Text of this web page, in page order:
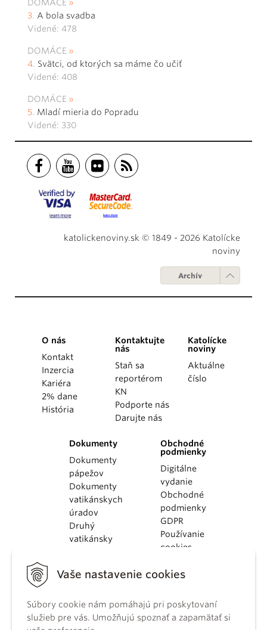
Vaše nastavenie cookies
Súbory cookie nám pomáhajú pri poskytovaní
služieb pre vás. Umožňujú spoznať a zapamätať si
DOMÁCE
A bola svadba
Videné: 478
DOMÁCE
Svätci, od ktorých sa máme čo učiť
Videné: 408
DOMÁCE
Mladí mieria do Popradu
Videné: 330
katolickenoviny.sk © 1849 - 2026 Katolícke
noviny
Archív
O nás
Kontakt
Inzercia
Kariéra
2% dane
História
Kontaktujte
nás
Staň sa
reportérom
KN
Podporte nás
Darujte nás
Katolícke
noviny
Aktuálne
číslo
Dokumenty
Dokumenty
pápežov
Dokumenty
vatikánskych
úradov
Druhý
vatikánsky
KBS
kánonického
práva
Obchodné
podmienky
Digitálne
vydanie
Obchodné
podmienky
GDPR
Používanie
cookies